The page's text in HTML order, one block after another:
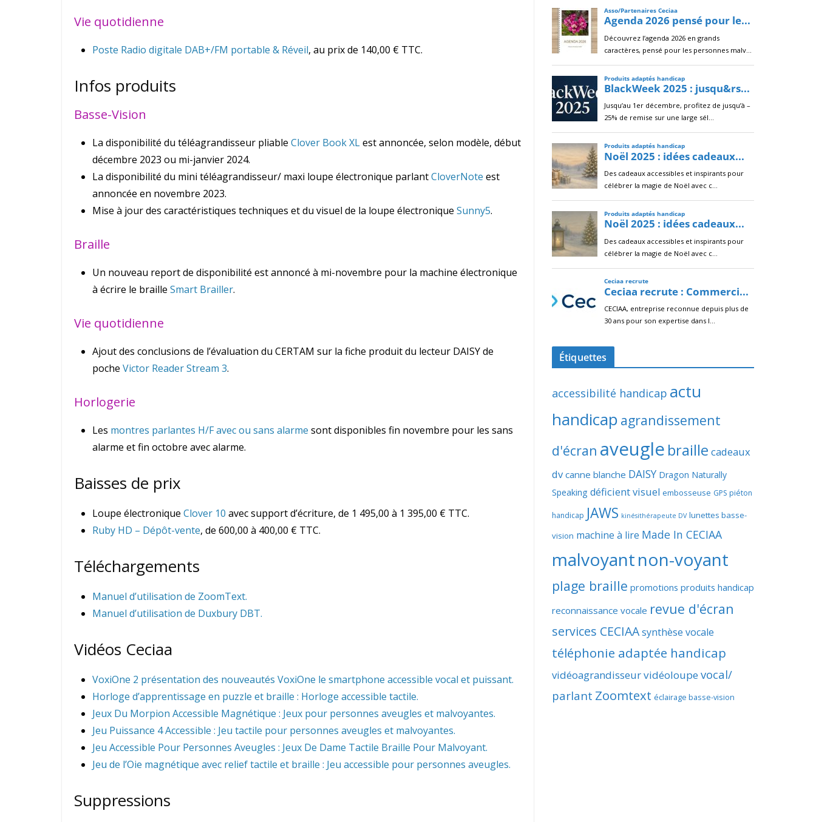
Vie quotidienne
Poste Radio digitale DAB+/FM portable & Réveil, au prix de 140,00 € TTC.
Infos produits
Basse-Vision
La disponibilité du téléagrandisseur pliable Clover Book XLest annoncée, selon modèle, début
décembre 2023 ou mi-janvier 2024.
La disponibilité du mini téléagrandisseur/ maxi loupe électronique parlantCloverNote est
annoncée en novembre 2023.
Mise à jour des caractéristiques techniques et du visuel de la loupe électronique Sunny5.
Braille
Un nouveau report de disponibilité est annoncé à mi-novembre pour la machine électronique
à écrire le braille Smart Brailler.
Vie quotidienne
Ajout des conclusions de l’évaluation du CERTAM sur la fiche produit du lecteur DAISY de
poche Victor Reader Stream 3.
Horlogerie
Les montres parlantes H/F avec ou sans alarme sont disponibles fin novembre pour les sans
alarme et fin octobre avec alarme.
Baisses de prix
Loupe électronique Clover 10 avec support d’écriture, de 1 495,00 à 1 395,00 € TTC.
Ruby HD – Dépôt-vente, de 600,00 à 400,00 € TTC.
Téléchargements
Manuel d’utilisation de ZoomText.
Manuel d’utilisation de Duxbury DBT.
Vidéos Ceciaa
VoxiOne 2 présentation des nouveautés VoxiOne le smartphone accessible vocal et puissant.
Horloge d’apprentissage en puzzle et braille : Horloge accessible tactile.
Jeux Du Morpion Accessible Magnétique : Jeux pour personnes aveugles et malvoyantes.
Jeu Puissance 4 Accessible : Jeu tactile pour personnes aveugles et malvoyantes.
Jeu Accessible Pour Personnes Aveugles : Jeux De Dame Tactile Braille Pour Malvoyant.
Jeu de l’Oie magnétique avec relief tactile et braille : Jeu accessible pour personnes aveugles.
Suppressions
i
v
e
s
Étiquettes
accessibilité handicap actu
handicap agrandissement
d'écran aveugle braille cadeaux
dv canne blanche DAISY Dragon Naturally
Speaking déficient visuel embosseuse GPS piéton
handicap JAWS kinésithérapeute DV lunettes basse-
vision machine à lire Made In CECIAA
malvoyantnon-voyant
plage braille promotions produits handicap
reconnaissance vocale revue d'écran
services CECIAAsynthèse vocale
téléphonie adaptée handicap
vidéoagrandisseurvidéoloupevocal/
parlant Zoomtext éclairage basse-vision